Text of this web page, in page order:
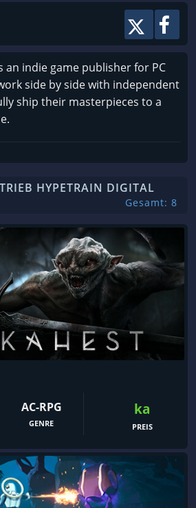
an indie game publisher for PC
side by side with independent
ship their masterpieces to a
HYPETRAIN DIGITAL
Gesamt: 8
AC-RPG
GENRE
ka
PREIS